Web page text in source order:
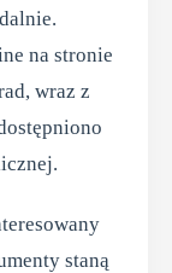
na stronie
wraz z
staną